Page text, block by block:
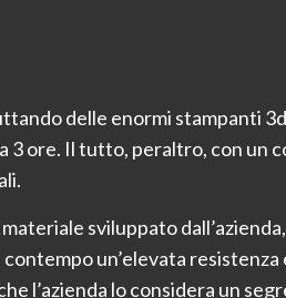
delle enormi stampanti
3 ore. Il tutto, peraltro, con un
sviluppato dall’azienda,
un’elevata resistenza
l’azienda lo considera un